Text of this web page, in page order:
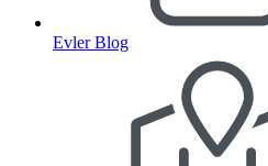
Evler Blog